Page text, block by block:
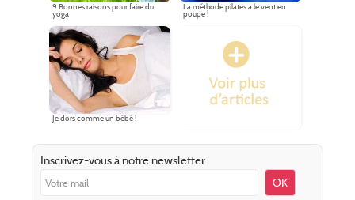
9 Bonnes raisons pour faire du
yoga
La méthode pilates a le vent en
poupe !
Je dors comme un bébé !
Inscrivez-vous à notre newsletter
OK